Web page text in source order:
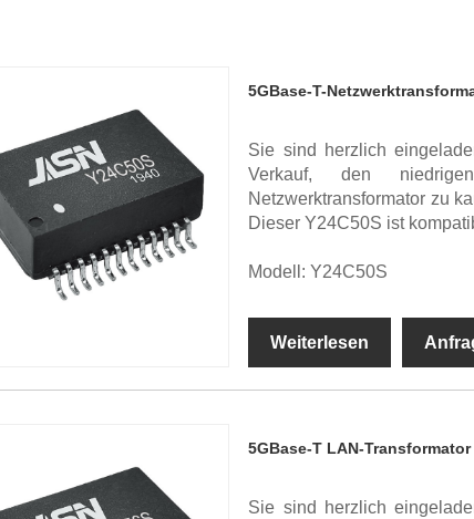
5GBase-T-
Sie sind herzlich
Verkauf, den
Netzwerktransformator zu
Dieser Y24C50S ist
Modell: Y24C50S
Weiterlesen
5GBase-T LAN-Transformator
Sie sind herzlich